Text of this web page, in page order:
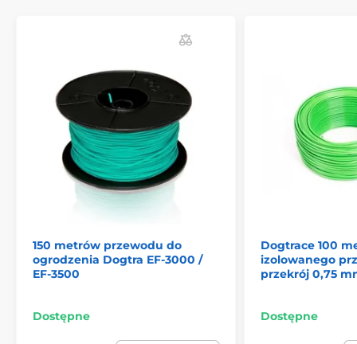
Akcesoria do ogrodzeń
150 metrów przewodu do
ogrodzenia Dogtra EF-3000 /
EF-3500
Dostępne
Dogtrace 100
izolowanego
przekrój 0,75
Dostępne